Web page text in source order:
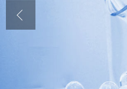
联系方式